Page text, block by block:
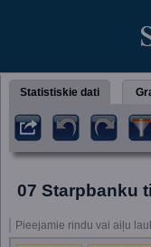
Statistiskie dati
07 Starpbanku
Pieejamie rindu vai aiļu